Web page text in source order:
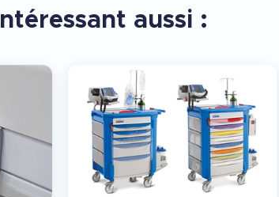
Intéressant aussi :